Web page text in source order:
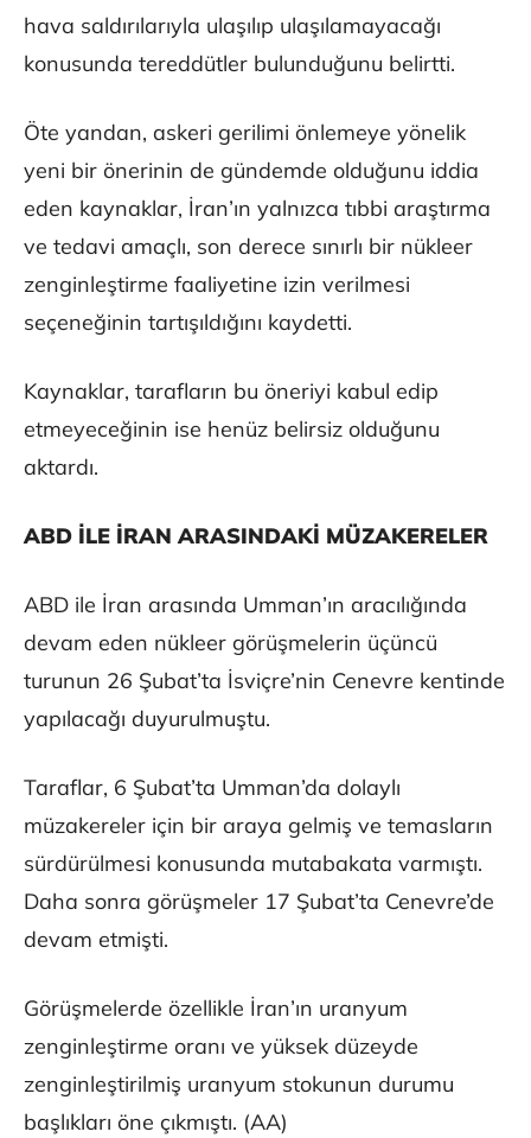
hava saldırılarıyla ulaşılıp ulaşılamayacağı
konusunda tereddütler bulunduğunu belirtti.
Öte yandan, askeri gerilimi önlemeye yönelik
yeni bir önerinin de gündemde olduğunu iddia
eden kaynaklar, İran’ın yalnızca tıbbi araştırma
ve tedavi amaçlı, son derece sınırlı bir nükleer
zenginleştirme faaliyetine izin verilmesi
seçeneğinin tartışıldığını kaydetti.
Kaynaklar, tarafların bu öneriyi kabul edip
etmeyeceğinin ise henüz belirsiz olduğunu
aktardı.
ABD İLE İRAN ARASINDAKİ MÜZAKERELER
ABD ile İran arasında Umman’ın aracılığında
devam eden nükleer görüşmelerin üçüncü
turunun 26 Şubat’ta İsviçre’nin Cenevre kentinde
yapılacağı duyurulmuştu.
Taraflar, 6 Şubat’ta Umman’da dolaylı
müzakereler için bir araya gelmiş ve temasların
sürdürülmesi konusunda mutabakata varmıştı.
Daha sonra görüşmeler 17 Şubat’ta Cenevre’de
devam etmişti.
Görüşmelerde özellikle İran’ın uranyum
zenginleştirme oranı ve yüksek düzeyde
zenginleştirilmiş uranyum stokunun durumu
başlıkları öne çıkmıştı. (AA)